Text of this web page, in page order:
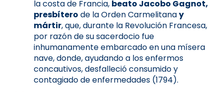
la costa de Francia, beato Jacobo Gagnot,
presbítero de la Orden Carmelitanay
mártir, que, durante la Revolución Francesa,
por razón de su sacerdocio fue
inhumanamente embarcado en una mísera
nave, donde, ayudando a los enfermos
concautivos, desfalleció consumido y
contagiado de enfermedades (1794).